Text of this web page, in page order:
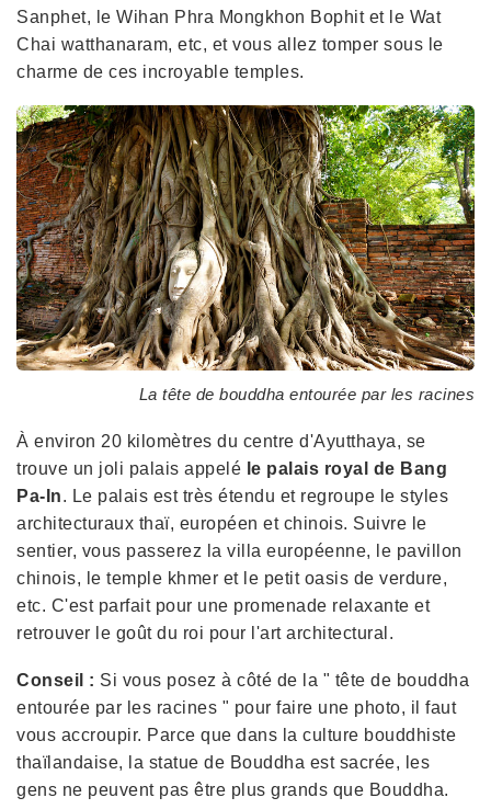
Sanphet, le Wihan Phra Mongkhon Bophit et le Wat
Chai watthanaram, etc, et vous allez tomper sous le
charme de ces incroyable temples.
La tête de bouddha entourée par les racines
À environ 20 kilomètres du centre d'Ayutthaya, se
trouve un joli palais appelé le palais royal de Bang
Pa-In. Le palais est très étendu et regroupe le styles
architecturaux thaï, européen et chinois. Suivre le
sentier, vous passerez la villa européenne, le pavillon
chinois, le temple khmer et le petit oasis de verdure,
etc. C'est parfait pour une promenade relaxante et
retrouver le goût du roi pour l'art architectural.
Conseil : Si vous posez à côté de la " tête de bouddha
entourée par les racines " pour faire une photo, il faut
vous accroupir. Parce que dans la culture bouddhiste
thaïlandaise, la statue de Bouddha est sacrée, les
gens ne peuvent pas être plus grands que Bouddha.